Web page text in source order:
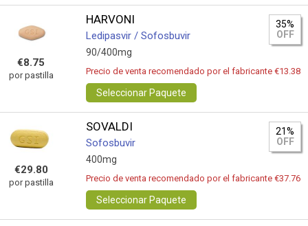
€8.75
por pastilla
HARVONI
Ledipasvir / Sofosbuvir
90/400mg
35%
OFF
Precio de venta recomendado por el fabricante €13.38
Seleccionar Paquete
€29.80
por pastilla
SOVALDI
Sofosbuvir
400mg
21%
OFF
Precio de venta recomendado por el fabricante €37.76
Seleccionar Paquete